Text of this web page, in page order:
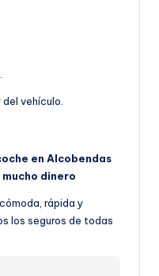
vehículo.
en Alcobendas
dinero
rápida y
los seguros de todas